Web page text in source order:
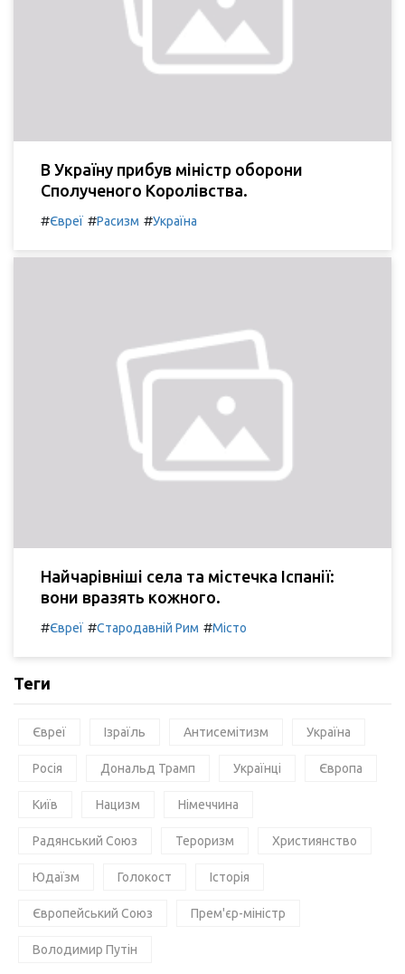
В Україну прибув міністр оборони
Сполученого Королівства.
#Євреї #Расизм #Україна
Найчарівніші села та містечка Іспанії:
вони вразять кожного.
#Євреї #Стародавній Рим #Місто
Теги
Євреї Ізраїль Антисемітизм Україна
Росія Дональд Трамп Українці Європа
Київ Нацизм Німеччина
Радянський Союз Тероризм Християнство
Юдаїзм Голокост Історія
Європейський Союз Прем'єр-міністр
Володимир Путін